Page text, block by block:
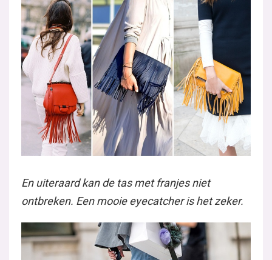
En uiteraard kan de tas met franjes niet
ontbreken. Een mooie eyecatcher is het zeker.